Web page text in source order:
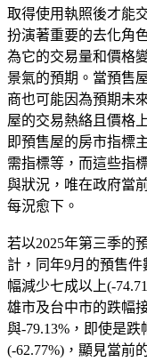
取得使用執照後才能
扮演著重要的去化角
為它的交易量和價格
景氣的預期。當預售
商也可能因為預期未
屋的交易熱絡且價格
即預售屋的房市指標
需指標等，而這些指
與狀況，唯在政府當
每況愈下。
若以2025年第三季的
計，同年9月的預售件
幅減少七成以上(-
雄市及台中市的跌幅
與-79.13%，即使是
(-62.77%)，顯見當前